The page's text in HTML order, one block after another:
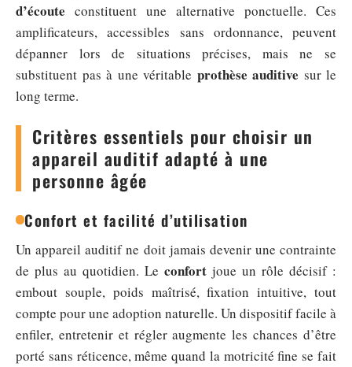
d’écoute constituent une alternative ponctuelle. Ces
amplificateurs, accessibles sans ordonnance, peuvent
dépanner lors de situations précises, mais ne se
substituent pas à une véritable prothèse auditive sur le
long terme.
Critères essentiels pour choisir un
appareil auditif adapté à une
personne âgée
Confort et facilité d’utilisation
Un appareil auditif ne doit jamais devenir une contrainte
de plus au quotidien. Le confort joue un rôle décisif :
embout souple, poids maîtrisé, fixation intuitive, tout
compte pour une adoption naturelle. Un dispositif facile à
enfiler, entretenir et régler augmente les chances d’être
porté sans réticence, même quand la motricité fine se fait